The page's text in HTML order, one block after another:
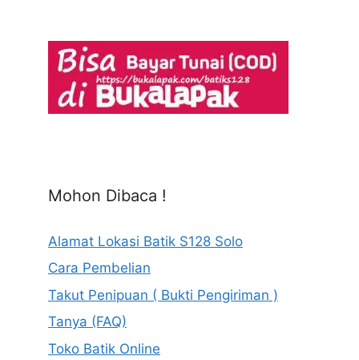
Mohon Dibaca !
Alamat Lokasi Batik S128 Solo
Cara Pembelian
Takut Penipuan ( Bukti Pengiriman )
Tanya (FAQ)
Toko Batik Online